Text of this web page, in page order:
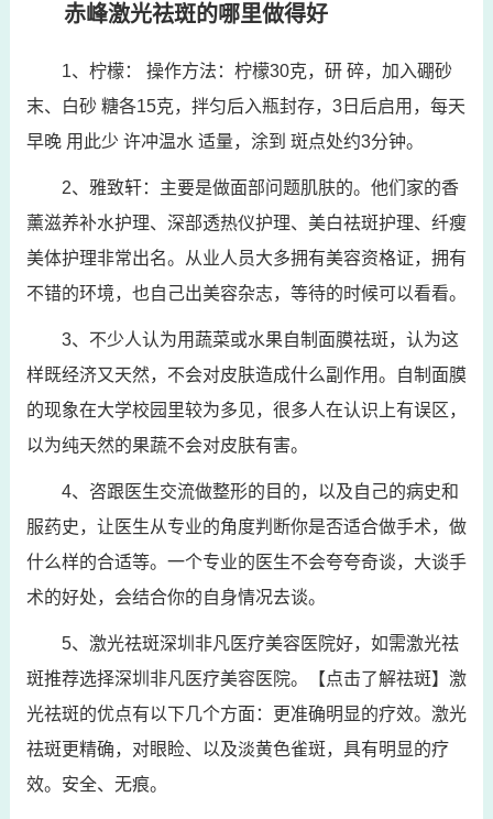
赤峰激光祛斑的哪里做得好
1、柠檬： 操作方法：柠檬30克，研 碎，加入硼砂
末、白砂 糖各15克，拌匀后入瓶封存，3日后启用，每天
早晚 用此少 许冲温水 适量，涂到 斑点处约3分钟。
2、雅致轩：主要是做面部问题肌肤的。他们家的香
薰滋养补水护理、深部透热仪护理、美白祛斑护理、纤瘦
美体护理非常出名。从业人员大多拥有美容资格证，拥有
不错的环境，也自己出美容杂志，等待的时候可以看看。
3、不少人认为用蔬菜或水果自制面膜祛斑，认为这
样既经济又天然，不会对皮肤造成什么副作用。自制面膜
的现象在大学校园里较为多见，很多人在认识上有误区，
以为纯天然的果蔬不会对皮肤有害。
4、咨跟医生交流做整形的目的，以及自己的病史和
服药史，让医生从专业的角度判断你是否适合做手术，做
什么样的合适等。一个专业的医生不会夸夸奇谈，大谈手
术的好处，会结合你的自身情况去谈。
5、激光祛斑深圳非凡医疗美容医院好，如需激光祛
斑推荐选择深圳非凡医疗美容医院。【点击了解祛斑】激
光祛斑的优点有以下几个方面：更准确明显的疗效。激光
祛斑更精确，对眼睑、以及淡黄色雀斑，具有明显的疗
效。安全、无痕。